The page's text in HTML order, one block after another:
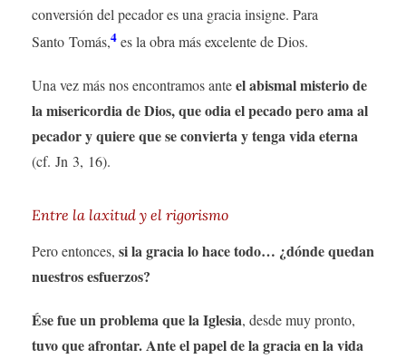
conversión del pecador es una gracia insigne. Para
Santo Tomás,4es la obra más excelente de Dios.
Una vez más nos encontramos anteel abismal misterio de
la misericordia de Dios, que odia el pecado pero ama al
pecador y quiere que se convierta y tenga vida eterna
(cf. Jn 3, 16).
Entre la laxitud y el rigorismo
Pero entonces, si la gracia lo hace todo… ¿dónde quedan
nuestros esfuerzos?
Ése fue un problema que la Iglesia, desde muy pronto,
tuvo que afrontar. Ante el papel de la gracia en la vida